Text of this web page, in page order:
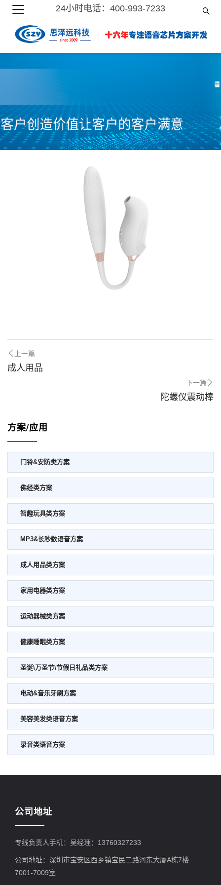
24小时电话：400-993-7233
上一篇
成人用品
下一篇
陀螺仪震动棒
方案/应用
门铃&安防类方案
佛经类方案
智趣玩具类方案
MP3&长秒数语音方案
成人用品类方案
家用电器类方案
运动器械类方案
健康睡眠类方案
圣诞\万圣节\节假日礼品类方案
电动&音乐牙刷方案
美容美发类语音方案
录音类语音方案
公司地址
专线负责人手机：吴经理：13760327233
公司地址：深圳市宝安区西乡镇宝民二路河东大厦A栋7楼
7001-7009室